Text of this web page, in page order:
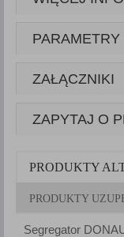
ZAŁĄCZNIKI
ZAPYTAJ O
PRODUKTY
PRODUKTY
Segregator